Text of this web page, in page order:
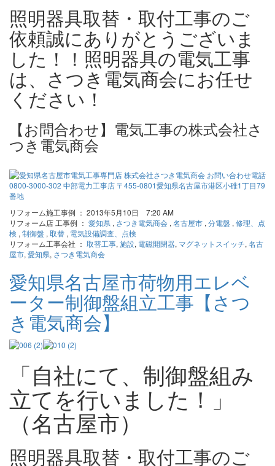
照明器具取替・取付工事のご
依頼誠にありがとうございま
した！！照明器具の電気工事
は、さつき電気商会にお任せ
ください！
【お問合わせ】電気工事の株式会社さ
つき電気商会
リフォーム施工事例 ： 2013年5月10日 7:20 AM
リフォーム店 工事例 ： 愛知県 , さつき電気商会 , 名古屋市 , 分電盤 , 修理、点
検 , 制御盤 , 取替 , 電気設備調査、点検
リフォーム工事会社 ： 取替工事, 施設, 電磁開閉器, マグネットスイッチ, 名古
屋市, 愛知県, さつき電気商会
愛知県名古屋市荷物用エレベ
ーター制御盤組立工事【さつ
き電気商会】
「自社にて、制御盤組み
立てを行いました！」
（名古屋市）
照明器具取替・取付工事のご